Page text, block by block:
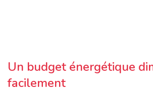
Un budget énergétique
facilement